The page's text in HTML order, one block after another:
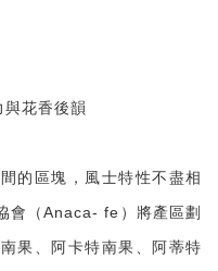
花香後韻
的區塊，風士特性不盡相
會（Anaca- fe）將產區劃
果、阿卡特南果、阿蒂特